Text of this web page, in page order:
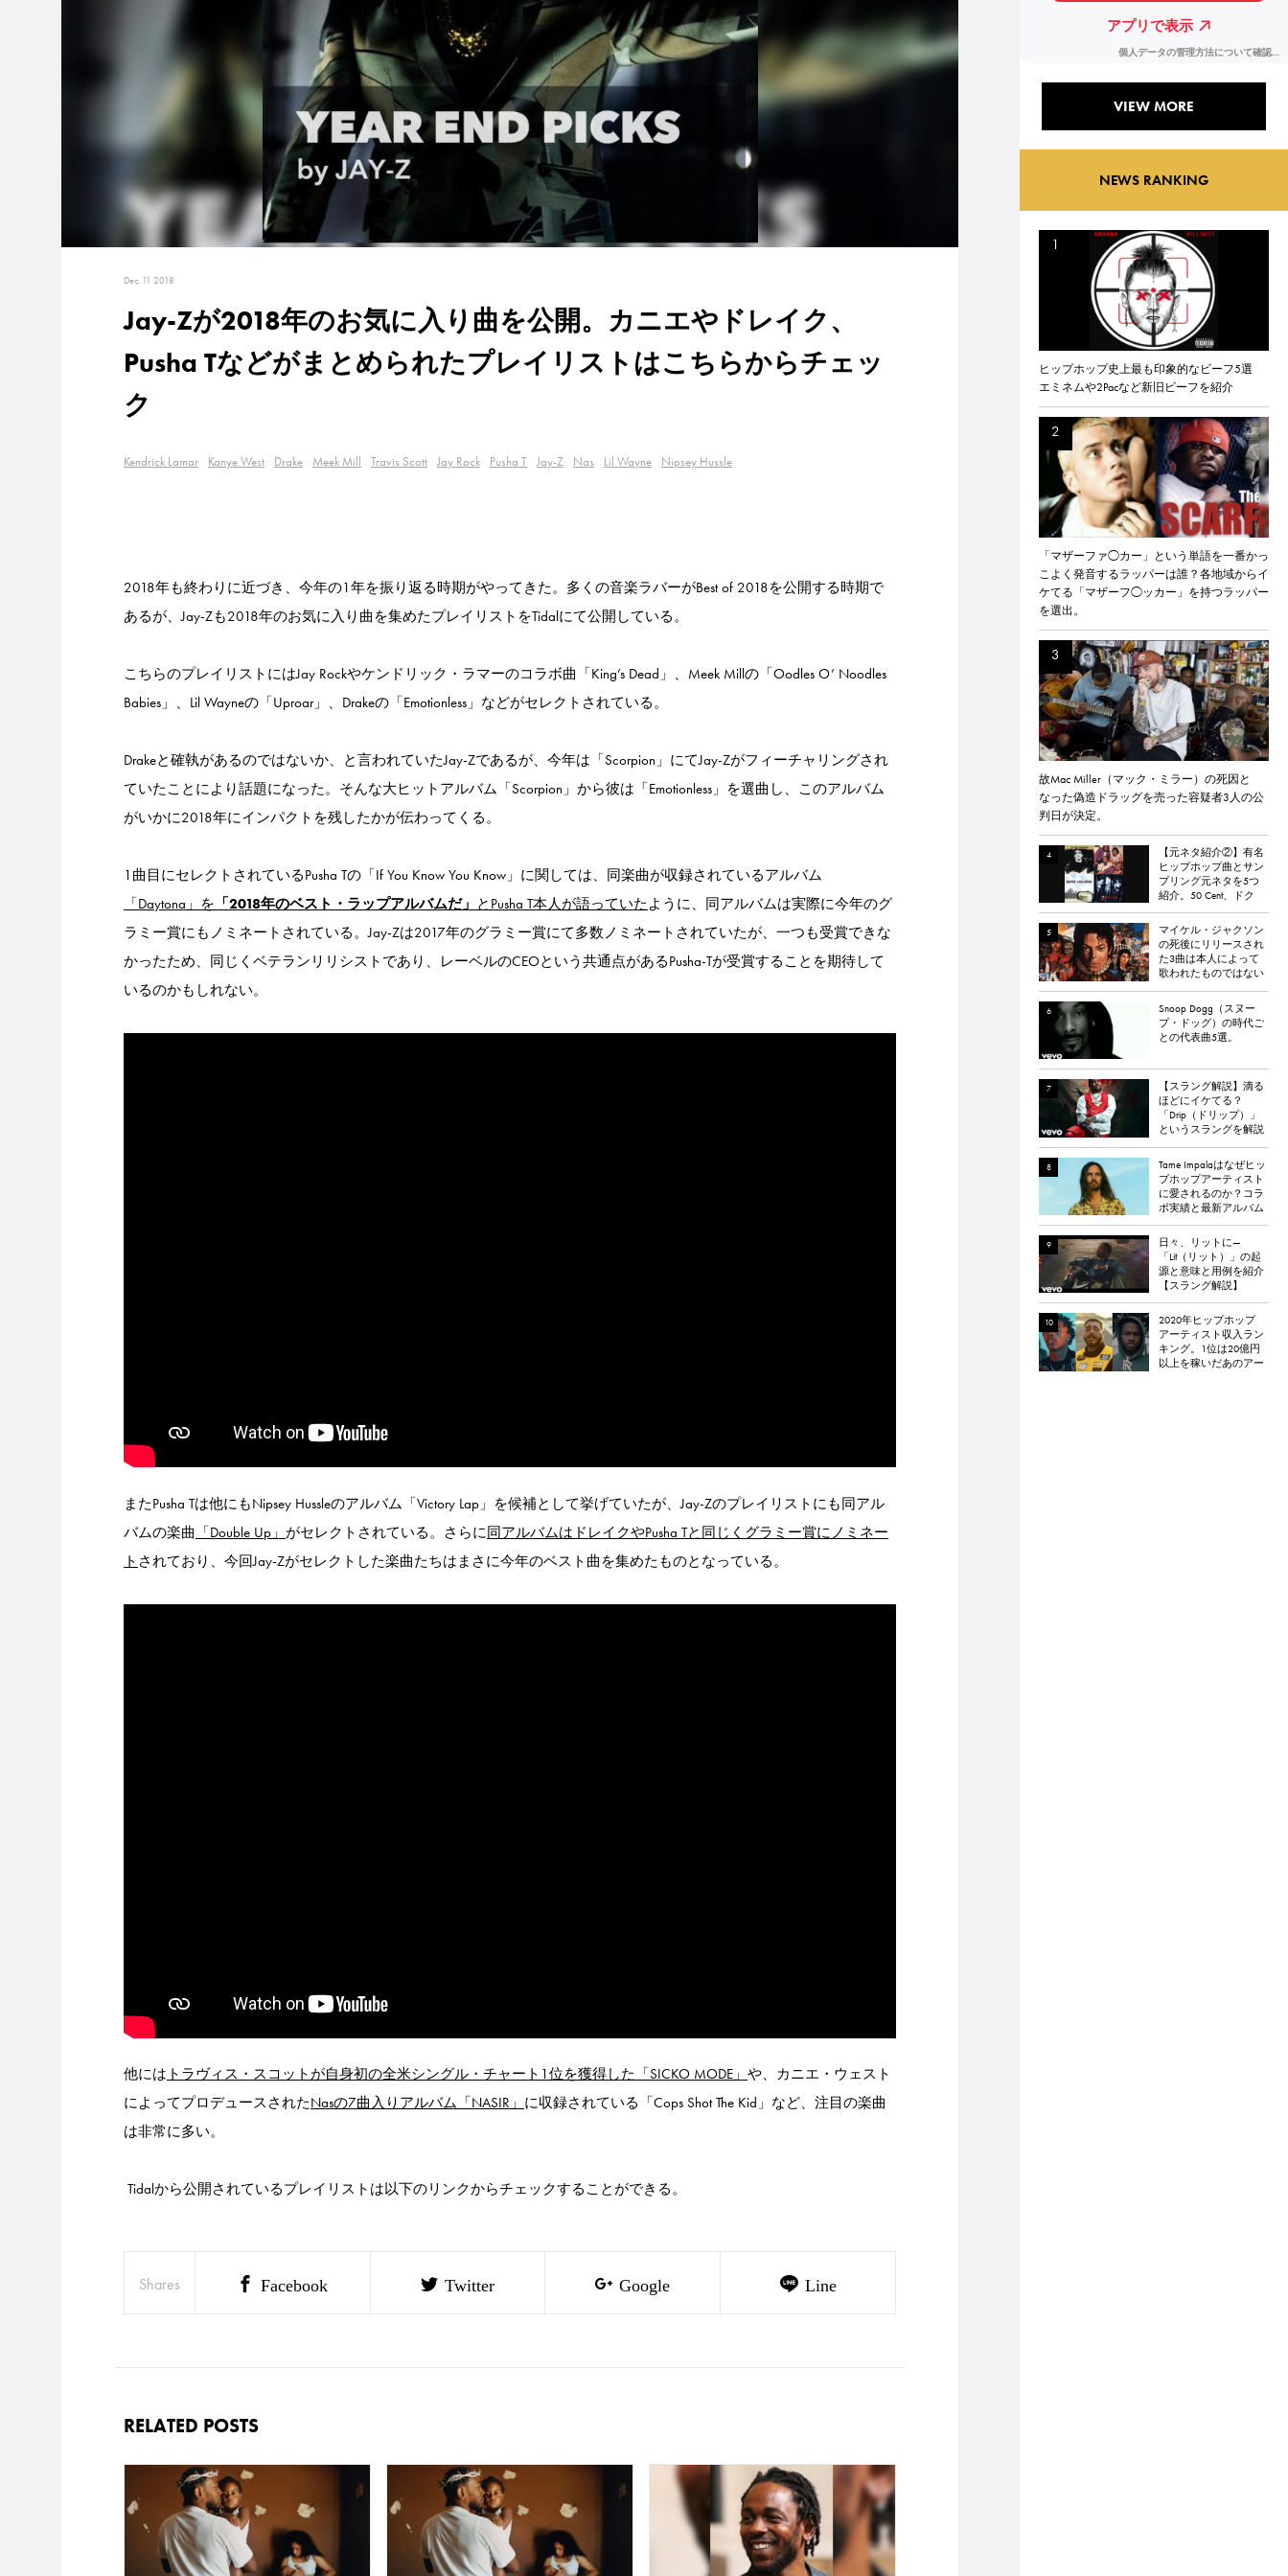
Dec. 11 2018
Jay-Zが2018年のお気に入り曲を公開。カニエやドレイク、
Pusha Tなどがまとめられたプレイリストはこちらからチェッ
ク
Kendrick Lamar Kanye West Drake Meek Mill Travis Scott Jay Rock Pusha T Jay-Z Nas Lil Wayne Nipsey Hussle
2018年も終わりに近づき、今年の1年を振り返る時期がやってきた。多くの音楽ラバーがBest of 2018を公開する時期で
あるが、Jay-Zも2018年のお気に入り曲を集めたプレイリストをTidalにて公開している。
こちらのプレイリストにはJay Rockやケンドリック・ラマーのコラボ曲「King’s Dead」、Meek Millの「Oodles O’ Noodles
Babies」、Lil Wayneの「Uproar」、Drakeの「Emotionless」などがセレクトされている。
Drakeと確執があるのではないか、と言われていたJay-Zであるが、今年は「Scorpion」にてJay-Zがフィーチャリングされ
ていたことにより話題になった。そんな大ヒットアルバム「Scorpion」から彼は「Emotionless」を選曲し、このアルバム
がいかに2018年にインパクトを残したかが伝わってくる。
1曲目にセレクトされているPusha Tの「If You Know You Know」に関しては、同楽曲が収録されているアルバム
「Daytona」を 「2018年のベスト・ラップアルバムだ」 とPusha T本人が語っていたように、同アルバムは実際に今年のグ
ラミー賞にもノミネートされている。Jay-Zは2017年のグラミー賞にて多数ノミネートされていたが、一つも受賞できな
かったため、同じくベテランリリシストであり、レーベルのCEOという共通点があるPusha-Tが受賞することを期待して
いるのかもしれない。
またPusha Tは他にもNipsey Hussleのアルバム「Victory Lap」を候補として挙げていたが、Jay-Zのプレイリストにも同アル
バムの楽曲 「Double Up」 がセレクトされている。さらに同アルバムはドレイクやPusha Tと同じくグラミー賞にノミネー
ト されており、今回Jay-Zがセレクトした楽曲たちはまさに今年のベスト曲を集めたものとなっている。
他には トラヴィス・スコットが自身初の全米シングル・チャート1位を獲得した「SICKO MODE」 や、カニエ・ウェスト
によってプロデュースされたNasの7曲入りアルバム「NASIR」 に収録されている「Cops Shot The Kid」など、注目の楽曲
は非常に多い。
Tidalから公開されているプレイリストは以下のリンクからチェックすることができる。
Shares Facebook Twitter Google Line
RELATED POSTS
VIEW MORE
NEWS RANKING
ヒップホップ史上最も印象的なビーフ5選
エミネムや2Pacなど新旧ビーフを紹介
「マザーファ◯カー」という単語を一番かっ
こよく発音するラッパーは誰？各地域からイ
ケてる「マザーフ◯ッカー」を持つラッパー
を選出。
故Mac Miller（マック・ミラー）の死因と
なった偽造ドラッグを売った容疑者3人の公
判日が決定。
【元ネタ紹介②】有名
ヒップホップ曲とサン
プリング元ネタを5つ
紹介。50 Cent、ドク
ター・ドレー、
ATCQ、タイラー・
ザ・クリエイターなど
マイケル・ジャクソン
の死後にリリースされ
た3曲は本人によって
歌われたものではない
Snoop Dogg（スヌー
プ・ドッグ）の時代ご
との代表曲5選。
【スラング解説】滴る
ほどにイケてる？
「Drip（ドリップ）」
というスラングを解説
Tame Impalaはなぜヒッ
プホップアーティスト
に愛されるのか？コラ
ボ実績と最新アルバム
理由を探る
日々、リットに—
「Lit（リット）」の起
源と意味と用例を紹介
【スラング解説】
2020年ヒップホップ
アーティスト収入ラン
キング。1位は20億円
以上を稼いだあのアー